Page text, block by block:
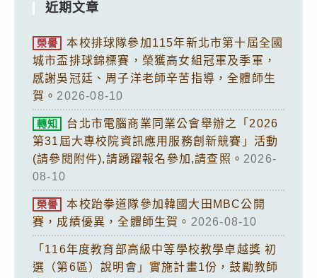
近期文章
榮譽
本校排球隊參加115年新北市第十屆全國
城市盃排球錦標賽，榮獲高女組冠軍及季軍，
感謝吳冠廷、周子洋老師辛苦指導，全體師生
賀。 2026-08-10
轉知
台北市電腦商業同業公會舉辦之「2026
第31屆大專校院資訊應用服務創新競賽」活動
(請參閱附件),請踴躍報名參加,請查照。 2026-
08-10
榮譽
本校跆拳道隊參加韓國大田MBC公開
賽，成績優異，全體師生賀。 2026-08-10
「116年度教育部高級中等學校教學卓越獎 初
選（第6區）說明會」實施計畫1份，鼓勵教師